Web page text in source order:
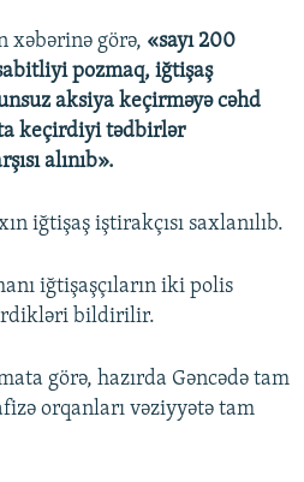
xəbərinə görə, «sayı 200
pozmaq, iğtişaş
aksiya keçirməyə cəhd
keçirdiyi tədbirlər
alınıb».
iğtişaş iştirakçısı saxlanılıb.
iğtişaşçıların iki polis
bildirilir.
görə, hazırda Gəncədə tam
orqanları vəziyyətə tam